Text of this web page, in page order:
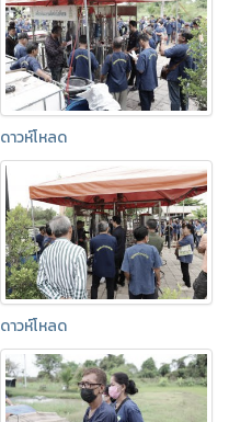
ดาวห์โหลด
ดาวห์โหลด